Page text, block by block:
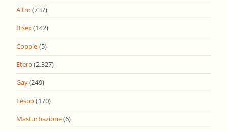
Altro (737)
Bisex(142)
Coppie(5)
Etero (2.327)
Gay(249)
Lesbo (170)
Masturbazione(6)